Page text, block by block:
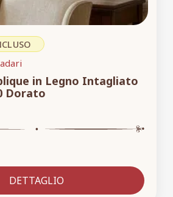
in Legno Intagliato
Dorato
DETTAGLIO